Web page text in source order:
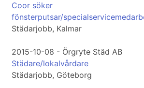
Coor söker
fönsterputsar/
Städarjobb, Kalmar
2015-10-08 - Örgryte Städ AB
Städare/lokalvårdare
Städarjobb, Göteborg